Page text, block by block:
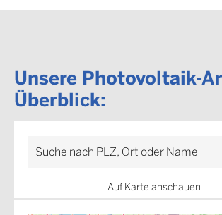
Unsere Photovoltaik-
Überblick:
Suche nach PLZ, Ort oder Name
Auf Karte anschauen